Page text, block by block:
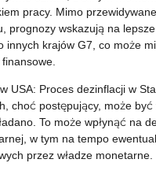
pracy. Mimo
prognozy wskazują na
innych krajów G7, co może
USA: Proces dezinflacji w
choć postępujący, może być
To może wpłynąć na
w tym na tempo
przez władze monetarne.